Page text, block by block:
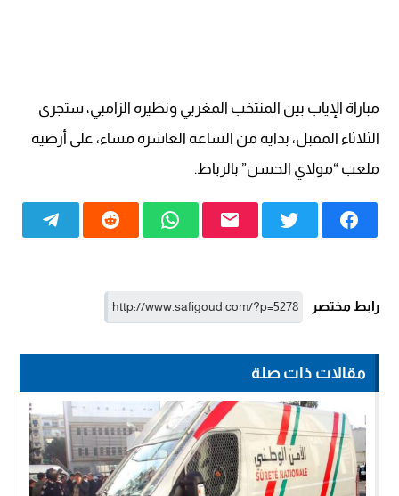
مباراة الإياب بين المنتخب المغربي ونظيره الزامبي، ستجرى
الثلاثاء المقبل، بداية من الساعة العاشرة مساء، على أرضية
ملعب “مولاي الحسن” بالرباط.
رابط مختصر
مقالات ذات صلة